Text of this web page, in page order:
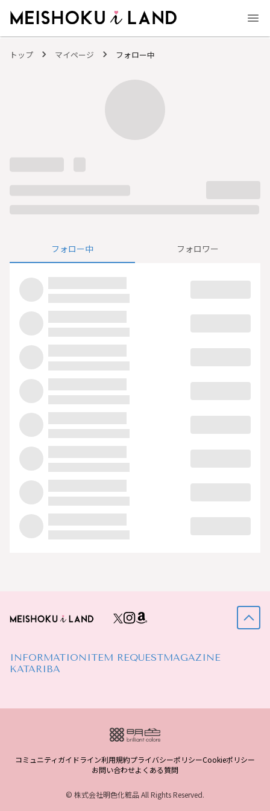
トップ マイページ フォロー中
フォロー中 フォロワー
INFORMATION ITEM REQUESTMAGAZINE
KATARIBA
コミュニティガイドライン利用規約プライバシーポリシーCookieポリシー
お問い合わせよくある質問
© 株式会社明色化粧品 All Rights Reserved.